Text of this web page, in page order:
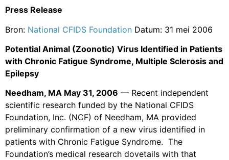
Press Release
Bron: National CFIDS Foundation Datum: 31 mei 2006
Potential Animal (Zoonotic) Virus Identified in Patients
with Chronic Fatigue Syndrome, Multiple Sclerosis and
Epilepsy
Needham, MA May 31, 2006 — Recent independent
scientific research funded by the National CFIDS
Foundation, Inc. (NCF) of Needham, MA provided
preliminary confirmation of a new virus identified in
patients with Chronic Fatigue Syndrome. The
Foundation’s medical research dovetails with that